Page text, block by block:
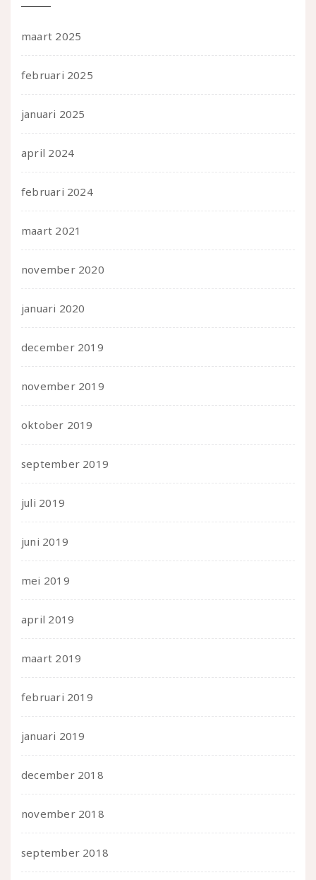
maart 2025
februari 2025
januari 2025
april 2024
februari 2024
maart 2021
november 2020
januari 2020
december 2019
november 2019
oktober 2019
september 2019
juli 2019
juni 2019
mei 2019
april 2019
maart 2019
februari 2019
januari 2019
december 2018
november 2018
september 2018